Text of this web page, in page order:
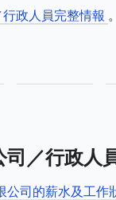
政人員完整情報 。
／行政人
公司的薪水及工作